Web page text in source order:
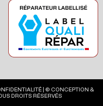
| © CONCEPTION &
DROITS RÉSERVÉS